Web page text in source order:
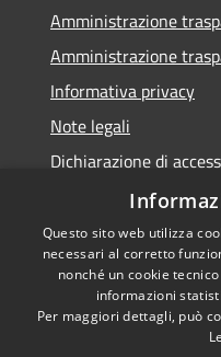
Amministrazione
Amministrazione
Informativa privacy
Note legali
Dichiarazione di
Accessibilità
Privacy
Questo sito web utilizza
necessari al corretto
nonché un cookie
informazioni
Per maggiori dettagli, può